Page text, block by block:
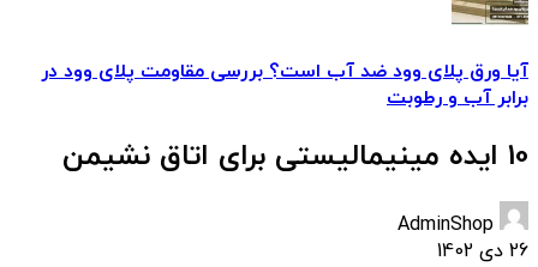
آیا ورق پلای وود ضد آب است؟ بررسی مقاومت پلای وود در
برابر آب و رطوبت
10 ایده مینیمالیستی برای اتاق نشیمن
AdminShop
26 دی 1402